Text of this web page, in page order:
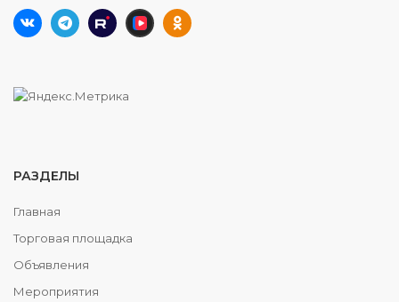
РАЗДЕЛЫ
Главная
Торговая площадка
Объявления
Мероприятия